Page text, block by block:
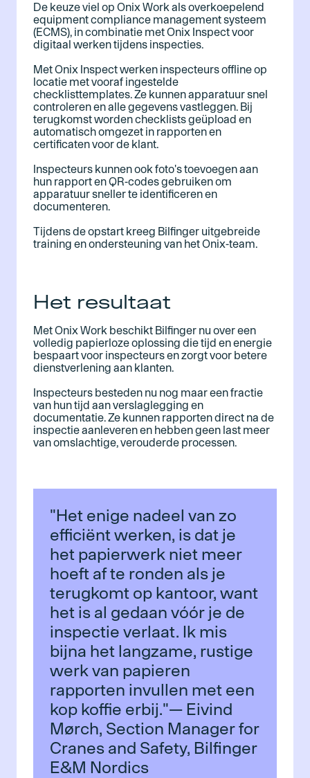
De keuze viel op Onix Work als overkoepelend
equipment compliance management systeem
(ECMS), in combinatie met Onix Inspect voor
digitaal werken tijdens inspecties.
Met Onix Inspect werken inspecteurs offline op
locatie met vooraf ingestelde
checklisttemplates. Ze kunnen apparatuur snel
controleren en alle gegevens vastleggen. Bij
terugkomst worden checklists geüpload en
automatisch omgezet in rapporten en
certificaten voor de klant.
Inspecteurs kunnen ook foto's toevoegen aan
hun rapport en QR-codes gebruiken om
apparatuur sneller te identificeren en
documenteren.
Tijdens de opstart kreeg Bilfinger uitgebreide
training en ondersteuning van het Onix-team.
Het resultaat
Met Onix Work beschikt Bilfinger nu over een
volledig papierloze oplossing die tijd en energie
bespaart voor inspecteurs en zorgt voor betere
dienstverlening aan klanten.
Inspecteurs besteden nu nog maar een fractie
van hun tijd aan verslaglegging en
documentatie. Ze kunnen rapporten direct na de
inspectie aanleveren en hebben geen last meer
van omslachtige, verouderde processen.
"Het enige nadeel van zo
efficiënt werken, is dat je
het papierwerk niet meer
hoeft af te ronden als je
terugkomt op kantoor, want
het is al gedaan vóór je de
inspectie verlaat. Ik mis
bijna het langzame, rustige
werk van papieren
rapporten invullen met een
kop koffie erbij."— Eivind
Mørch, Section Manager for
Cranes and Safety, Bilfinger
E&M Nordics